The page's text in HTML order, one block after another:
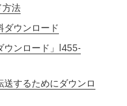
方法
ダウンロード
ウンロード」l455-
するためにダウンロ